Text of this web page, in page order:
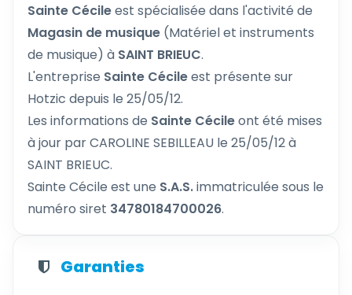
Sainte Cécileest spécialisée dans l'activité de
Magasin de musique (Matériel et instruments
de musique) à SAINT BRIEUC.
L'entreprise Sainte Cécileest présente sur
Hotzic depuis le 25/05/12.
Les informations de Sainte Cécileont été mises
à jour par CAROLINE SEBILLEAU le 25/05/12 à
SAINT BRIEUC.
Sainte Cécile est une S.A.S.immatriculée sous le
numéro siret 34780184700026.
Garanties